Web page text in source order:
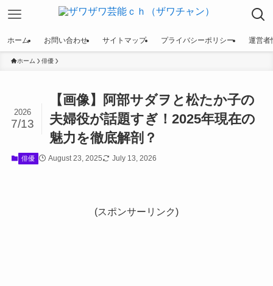
ホーム お問い合わせ サイトマップ プライバシーポリシー 運営者
ホーム 俳優
【画像】阿部サダヲと松たか子の
夫婦役が話題すぎ！2025年現在の
魅力を徹底解剖？
2026
7/13
俳優 August 23, 2025 July 13, 2026
(スポンサーリンク)